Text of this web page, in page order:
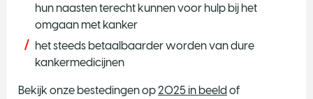
hun naasten terecht kunnen voor hulp bij het
omgaan met kanker
het steeds betaalbaarder worden van dure
kankermedicijnen
Bekijk onze bestedingen op2025 in beeldof